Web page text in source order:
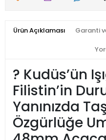
Ürün Açıklaması Garanti
? Kudüs’ün
Filistin’in
Yanınızda
Özgürlüğe